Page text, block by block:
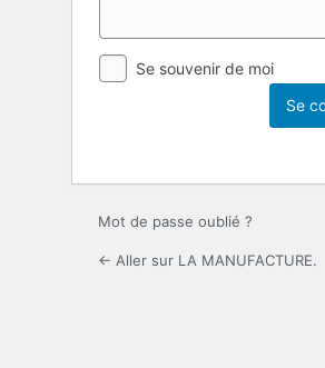
Se souvenir de moi
Mot de passe oublié ?
← Aller sur LA MANUFACTURE.